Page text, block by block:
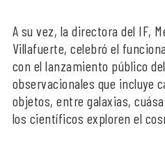
A su vez, la directora del IF,
Villafuerte, celebró el
con el lanzamiento público
observacionales que incluye
objetos, entre galaxias,
los científicos exploren el